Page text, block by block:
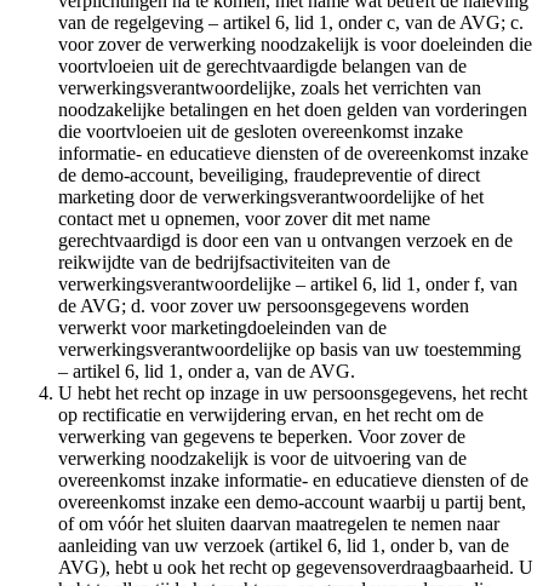
van de regelgeving – artikel 6, lid 1, onder c, van de AVG; c.
voor zover de verwerking noodzakelijk is voor doeleinden die
voortvloeien uit de gerechtvaardigde belangen van de
verwerkingsverantwoordelijke, zoals het verrichten van
noodzakelijke betalingen en het doen gelden van vorderingen
die voortvloeien uit de gesloten overeenkomst inzake
informatie- en educatieve diensten of de overeenkomst inzake
de demo-account, beveiliging, fraudepreventie of direct
marketing door de verwerkingsverantwoordelijke of het
contact met u opnemen, voor zover dit met name
gerechtvaardigd is door een van u ontvangen verzoek en de
reikwijdte van de bedrijfsactiviteiten van de
verwerkingsverantwoordelijke – artikel 6, lid 1, onder f, van
de AVG; d. voor zover uw persoonsgegevens worden
verwerkt voor marketingdoeleinden van de
verwerkingsverantwoordelijke op basis van uw toestemming
– artikel 6, lid 1, onder a, van de AVG.
U hebt het recht op inzage in uw persoonsgegevens, het recht
op rectificatie en verwijdering ervan, en het recht om de
verwerking van gegevens te beperken. Voor zover de
verwerking noodzakelijk is voor de uitvoering van de
overeenkomst inzake informatie- en educatieve diensten of de
overeenkomst inzake een demo-account waarbij u partij bent,
of om vóór het sluiten daarvan maatregelen te nemen naar
aanleiding van uw verzoek (artikel 6, lid 1, onder b, van de
AVG), hebt u ook het recht op gegevensoverdraagbaarheid. U